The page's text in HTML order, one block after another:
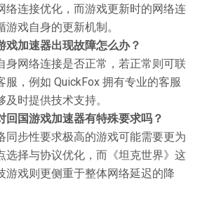
络连接优化，而游戏更新时的网络连
游戏自身的更新机制。
戏加速器出现故障怎么办？
身网络连接是否正常，若正常则可联
服，例如 QuickFox 拥有专业的客服
及时提供技术支持。
回国游戏加速器有特殊要求吗？
同步性要求极高的游戏可能需要更为
选择与协议优化，而《坦克世界》这
游戏则更侧重于整体网络延迟的降